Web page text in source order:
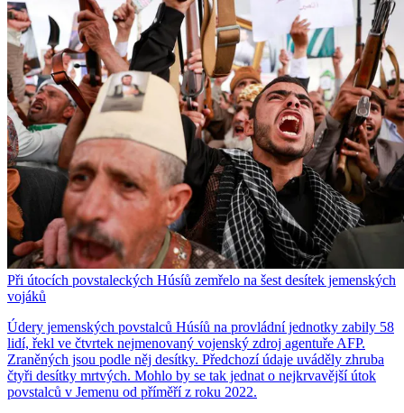
Při útocích povstaleckých Húsíů zemřelo na šest desítek jemenských
vojáků
Údery jemenských povstalců Húsíů na provládní jednotky zabily 58
lidí, řekl ve čtvrtek nejmenovaný vojenský zdroj agentuře AFP.
Zraněných jsou podle něj desítky. Předchozí údaje uváděly zhruba
čtyři desítky mrtvých. Mohlo by se tak jednat o nejkrvavější útok
povstalců v Jemenu od příměří z roku 2022.